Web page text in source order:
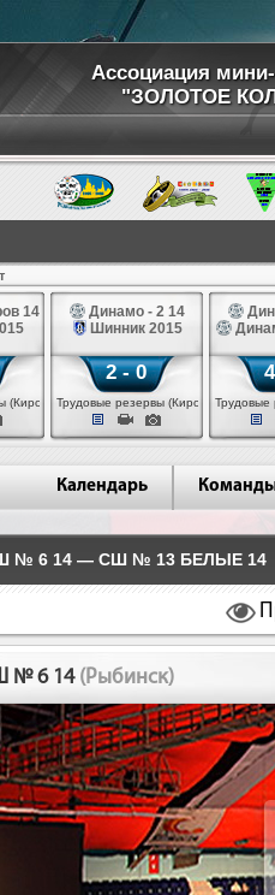
Ассоциация
"ЗОЛОТОЕ
14
(Киров)
Динамо - 2 14
Шинник 2015
2 - 0
Трудовые резервы (Киров) Трудовые
Календарь
№ 6 14 — СШ № 13 БЕЛЫЕ 14
№ 6 14 (Рыбинск)